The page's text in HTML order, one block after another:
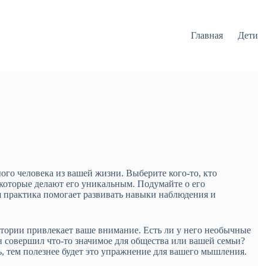
Главная Дети
человека из вашей жизни. Выберите кого-то, кто
делают его уникальным. Подумайте о его
помогает развивать навыки наблюдения и
привлекает ваше внимание. Есть ли у него необычные
что-то значимое для общества или вашей семьи?
полезнее будет это упражнение для вашего мышления.